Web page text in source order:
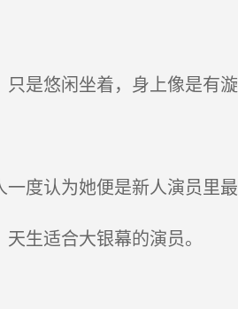
是悠闲坐着，身上像是有漩
度认为她便是新人演员里最
生适合大银幕的演员。